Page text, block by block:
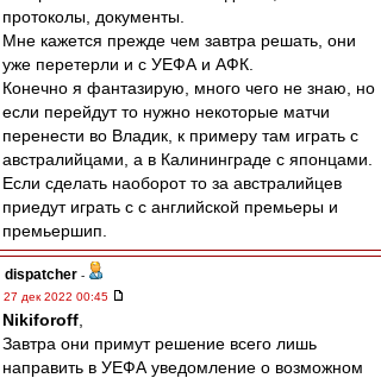
протоколы, документы.
Мне кажется прежде чем завтра решать, они
уже перетерли и с УЕФА и АФК.
Конечно я фантазирую, много чего не знаю, но
если перейдут то нужно некоторые матчи
перенести во Владик, к примеру там играть с
австралийцами, а в Калининграде с японцами.
Если сделать наоборот то за австралийцев
приедут играть с с английской премьеры и
премьершип.
dispatcher -
27 дек 2022 00:45
Nikiforoff
Завтра они примут решение всего лишь
направить в УЕФА уведомление о возможном